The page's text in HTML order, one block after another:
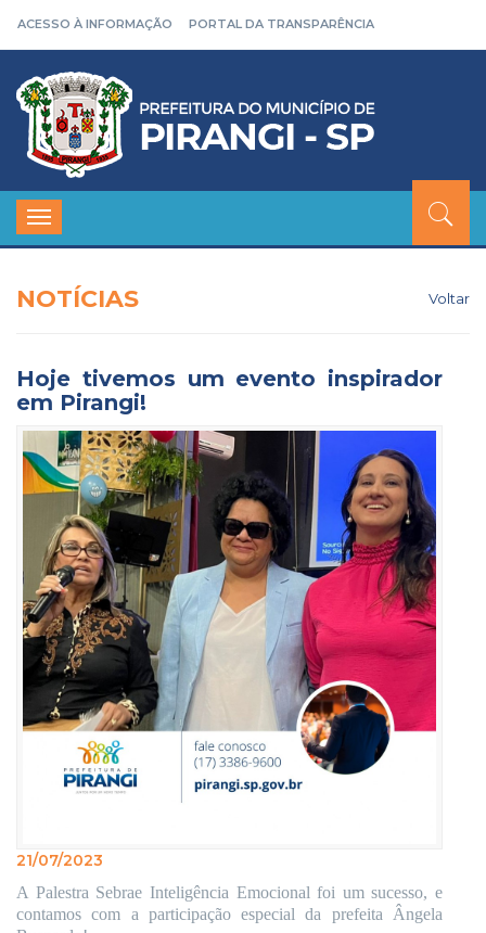
ACESSO À INFORMAÇÃO PORTAL DA TRANSPARÊNCIA
Toggle
navigation
NOTÍCIAS Voltar
Hoje tivemos um evento inspirador
em Pirangi!
21/07/2023
A Palestra Sebrae Inteligência Emocional foi um sucesso, e
contamos com a participação especial da prefeita Ângela